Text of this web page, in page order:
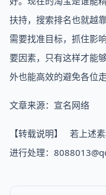
扶持，搜索排名也就越
需要找准目标，抓住影
要因素，只有这样才能
外也能高效的避免各位
文章来源：宣名网络
【转载说明】 若上述
进行处理：